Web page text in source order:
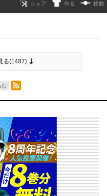
作る 移動
る(1487)
む
RSSフィード